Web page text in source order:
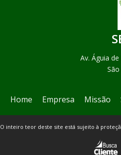
Av. Águia
Home Empresa Missão
O inteiro teor deste site está sujeito à